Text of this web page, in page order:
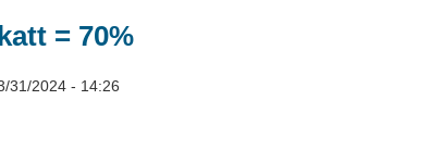
= 70%
31/2024 - 14:26